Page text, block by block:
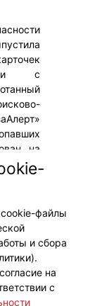
с
на
на
cookie-файлы
и сбора
на
с